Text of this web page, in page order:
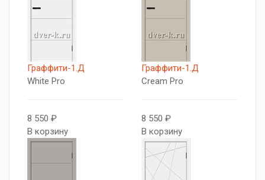
Граффити-1.Д
White Pro
8 550 ₽
В корзину
Граффити-1.Д
Cream Pro
8 550 ₽
В корзину